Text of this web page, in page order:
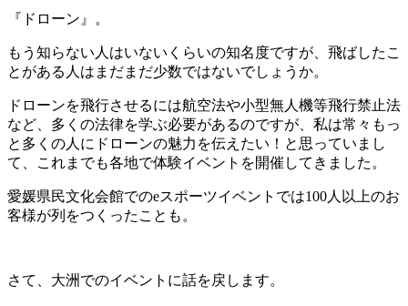
『ドローン』。
もう知らない人はいないくらいの知名度ですが、飛ばしたこ
とがある人はまだまだ少数ではないでしょうか。
ドローンを飛行させるには航空法や小型無人機等飛行禁止法
など、多くの法律を学ぶ必要があるのですが、私は常々もっ
と多くの人にドローンの魅力を伝えたい！と思っていまし
て、これまでも各地で体験イベントを開催してきました。
愛媛県民文化会館でのeスポーツイベントでは100人以上のお
客様が列をつくったことも。
さて、大洲でのイベントに話を戻します。